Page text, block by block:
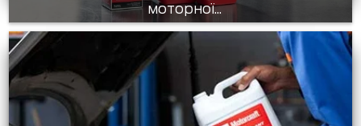
моторної...